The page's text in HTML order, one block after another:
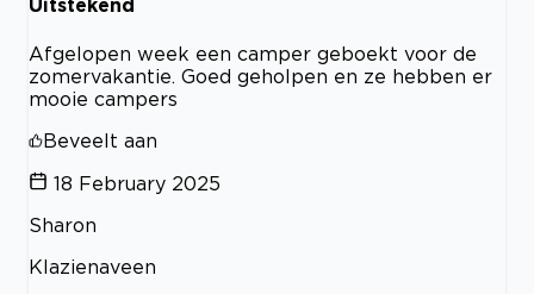
Uitstekend
Afgelopen week een camper geboekt voor de
zomervakantie. Goed geholpen en ze hebben er
mooie campers
Beveelt aan
18 February 2025
Sharon
Klazienaveen